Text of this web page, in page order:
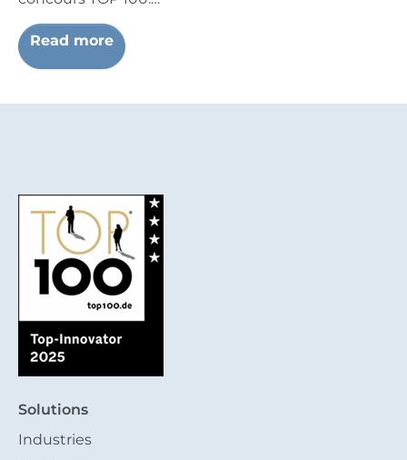
Read more
Solutions
Industries